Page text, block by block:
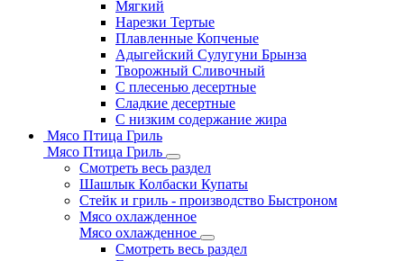
Мягкий
Нарезки Тертые
Плавленные Копченые
Адыгейский Сулугуни Брынза
Творожный Сливочный
С плесенью десертные
Сладкие десертные
С низким содержание жира
Мясо Птица Гриль
Мясо Птица Гриль
Смотреть весь раздел
Шашлык Колбаски Купаты
Стейк и гриль - производство Быстроном
Мясо охлажденное
Мясо охлажденное
Смотреть весь раздел